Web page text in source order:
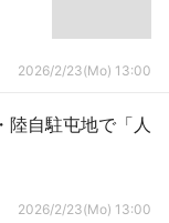
2026/2/23(Mo) 13:00
自駐屯地で「人
2026/2/23(Mo) 13:00